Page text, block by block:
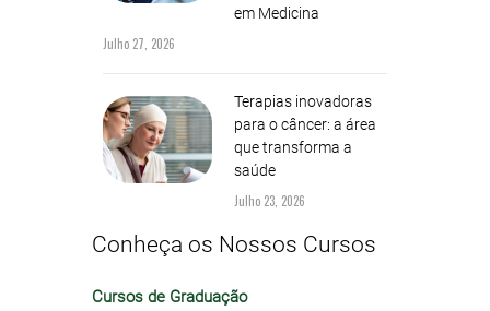
em Medicina
Julho 27, 2026
Terapias inovadoras
para o câncer: a área
que transforma a
saúde
Julho 23, 2026
Conheça os Nossos Cursos
Cursos de Graduação